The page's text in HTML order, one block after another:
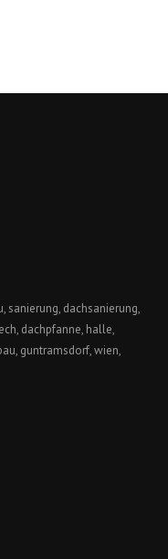
sanierung, dachsanierung,
dachpfanne, halle,
guntramsdorf, wien,